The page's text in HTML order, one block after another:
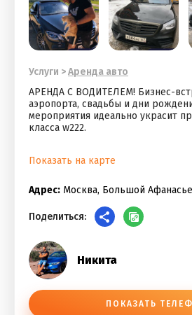
Услуги >Аренда авто
АРЕНДА С ВОДИТЕЛЕМ! Бизнес-
аэропорта, свадьбы и дни
мероприятия идеально украсит
класса w222.
Показать на карте
Адрес: Москва, Большой
Поделиться:
Никита
ПОКАЗАТЬ